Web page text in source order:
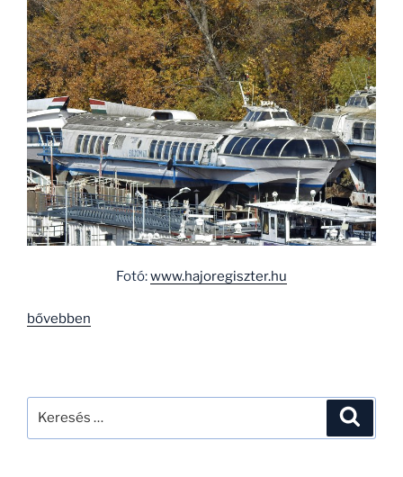
Fotó:www.hajoregiszter.hu
„Elbontották
bővebben